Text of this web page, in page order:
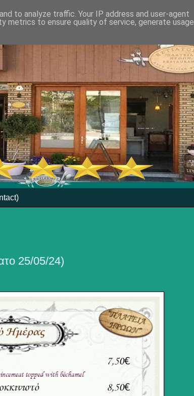
25/05/24)
to analyze traffic. Your IP address and user-agent
metrics to ensure quality of service, generate usage